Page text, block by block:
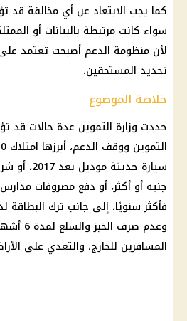
كما يجب الابتعاد عن أي مخالفة قد
سواء كانت مرتبطة بالبيانات أو
لأن منظومة الدعم أصبحت تعتمد
تحديد المستحقين.
خلاصة الموضوع
حددت وزارة التموين عدة حالات قد
التموين
فأكثر سنويًا، إلى جانب ترك البطاقة
وعدم
المسافرين للخارج، والتعدي على